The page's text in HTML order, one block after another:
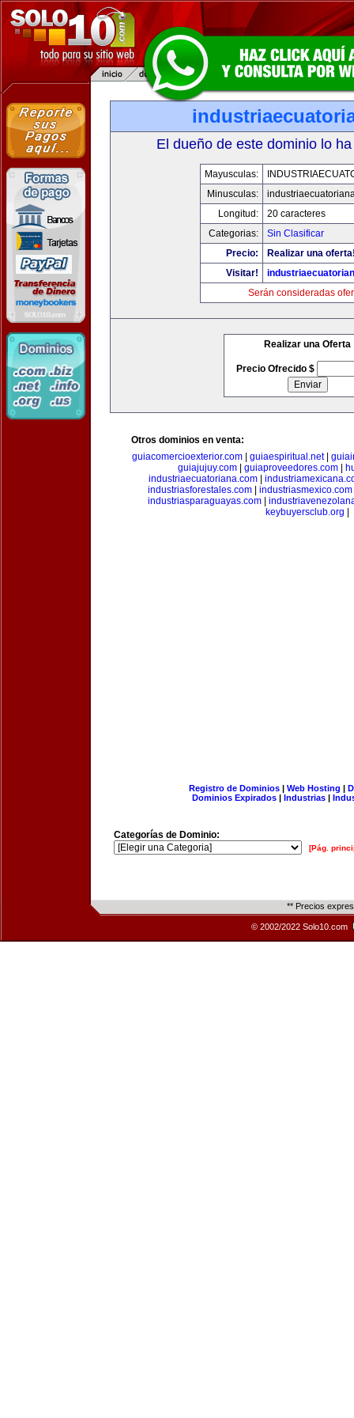
El dueño de este dominio lo
Mayusculas:
Minusculas:
Longitud:
20 caracteres
Categorias:
Sin Clasificar
Precio:
Realizar una
Visitar!
Serán consideradas
Realizar una Oferta
Precio Ofrecido $
Otros dominios en venta:
guiacomercioexterior.com| guiaespiritual.net|
guiajujuy.com| guiaproveedores.com|
industriaecuatoriana.com|
industriasforestales.com
industriasmexico.com
industriasparaguayas.com
keybuyersclub.org
Registro de Dominios| Web Hosting |
Dominios Expirados | Industrias |
Categorías de Dominio:
[Pág.
** Precios
© 2002/2022 Solo10.com